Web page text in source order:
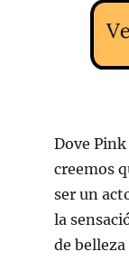
Dove
creemos
ser un
la
de